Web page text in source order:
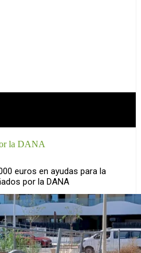
euros en ayudas para la
por la DANA